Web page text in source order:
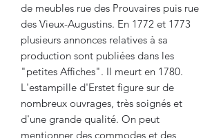
de meubles rue des Prouvaires puis rue
des Vieux-Augustins. En 1772 et 1773
plusieurs annonces relatives à sa
production sont publiées dans les
"petites Affiches". Il meurt en 1780.
L'estampille d'Erstet figure sur de
nombreux ouvrages, très soignés et
d'une grande qualité. On peut
mentionner des commodes et des